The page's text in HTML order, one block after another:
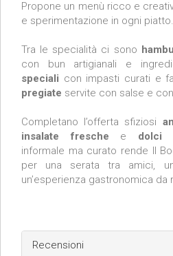
Propone un menù ricco e
e sperimentazione in ogni piatto.
Tra le specialità ci sono
con bun artigianali e
speciali con impasti curati e
pregiate servite con salse e
Completano l’offerta sfiziosi
insalate fresche e dolci
informale ma curato rende Il
per una serata tra amici,
un’esperienza gastronomica da
Recensioni